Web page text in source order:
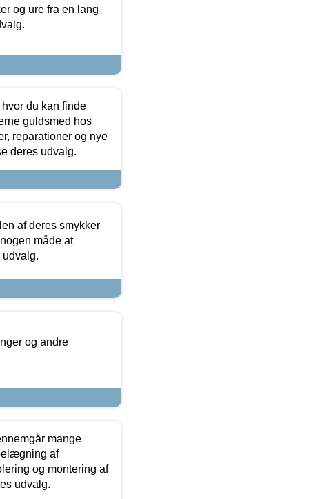
og ure fra en lang
du kan finde
guldsmed hos
reparationer og nye
deres udvalg.
af deres smykker
måde at
udvalg.
og andre
mange
af
og montering af
udvalg.